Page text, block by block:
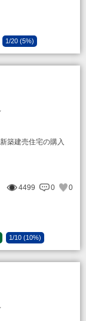
1/20 (5%)
新築建売住宅の購入
入 25万円
場合25万円加算（25
経費の20％の額
合、経費の10%の
万円） （最大で50万
万円）
4499 0
0
1/10 (10%)